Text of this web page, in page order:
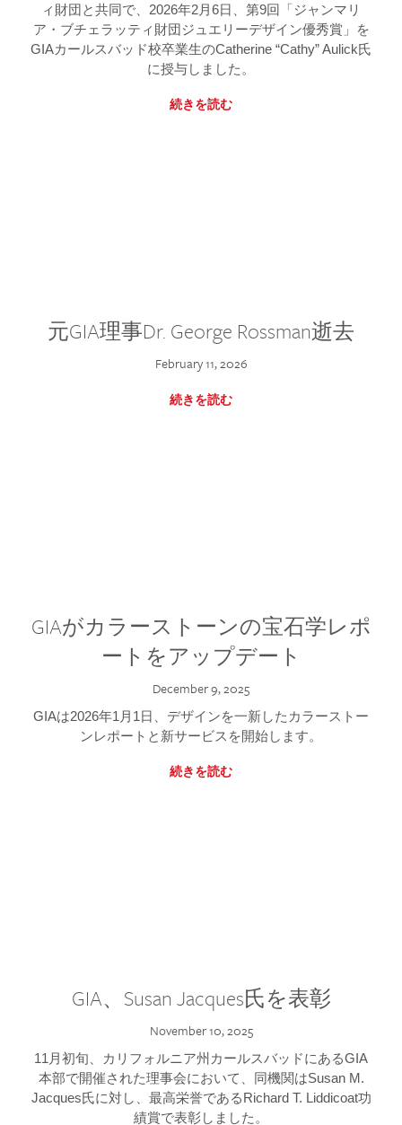
ィ財団と共同で、2026年2月6日、第9回「ジャンマリ
ア・ブチェラッティ財団ジュエリーデザイン優秀賞」を
GIAカールスバッド校卒業生のCatherine “Cathy” Aulick氏
に授与しました。
続きを読む
元GIA理事Dr. George Rossman逝去
February 11, 2026
続きを読む
GIAがカラーストーンの宝石学レポ
ートをアップデート
December 9, 2025
GIAは2026年1月1日、デザインを一新したカラーストー
ンレポートと新サービスを開始します。
続きを読む
GIA、Susan Jacques氏を表彰
November 10, 2025
11月初旬、カリフォルニア州カールスバッドにあるGIA
本部で開催された理事会において、同機関はSusan M.
Jacques氏に対し、最高栄誉であるRichard T. Liddicoat功
績賞で表彰しました。